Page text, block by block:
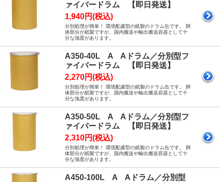
ァイバードラム 【即日発送】
1,940円(税込)
分別処理が簡単！ 環境配慮型の紙製のドラム缶です。 胴
体部分が紙製ですが、国内搬送や輸出搬送容器として十
分な強度があります。
A350-40L A Aドラム／分別型フ
ァイバードラム 【即日発送】
2,270円(税込)
分別処理が簡単！ 環境配慮型の紙製のドラム缶です。 胴
体部分が紙製ですが、国内搬送や輸出搬送容器として十
分な強度があります。
A350-50L A Aドラム／分別型フ
ァイバードラム 【即日発送】
2,310円(税込)
分別処理が簡単！ 環境配慮型の紙製のドラム缶です。 胴
体部分が紙製ですが、国内搬送や輸出搬送容器として十
分な強度があります。
A450-100L A Aドラム／分別型